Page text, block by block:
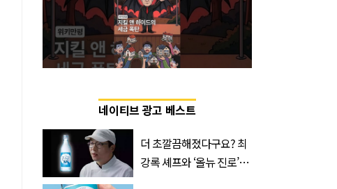
네이티브 광고 베스트
더 초깔끔해졌다구요? 최
강록 셰프와 ‘올뉴 진로’의